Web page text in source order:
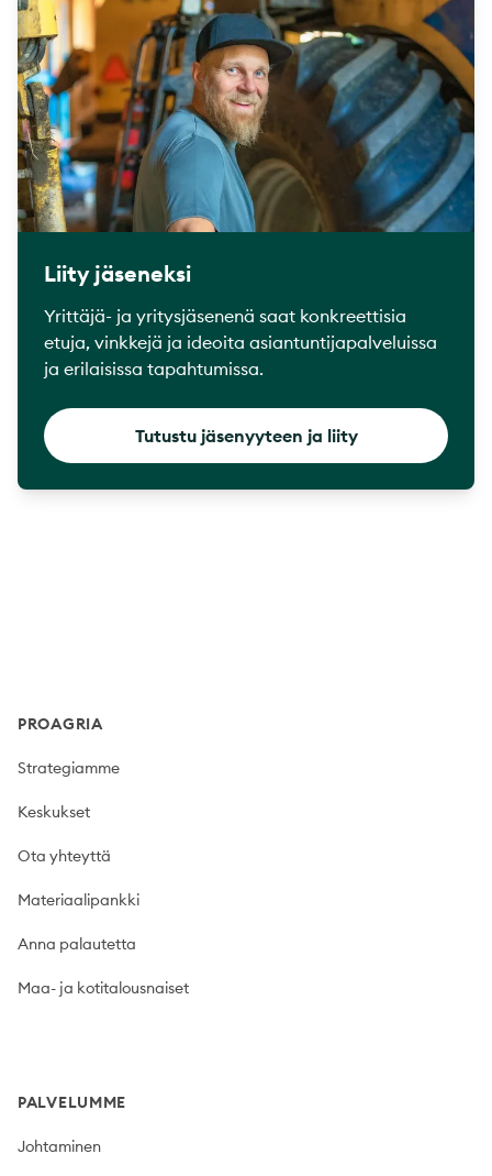
Liity jäseneksi
Yrittäjä- ja yritysjäsenenä saat konkreettisia
etuja, vinkkejä ja ideoita asiantuntijapalveluissa
ja erilaisissa tapahtumissa.
Tutustu jäsenyyteen ja liity
PROAGRIA
Strategiamme
Keskukset
Ota yhteyttä
Materiaalipankki
Anna palautetta
Maa- ja kotitalousnaiset
PALVELUMME
Johtaminen